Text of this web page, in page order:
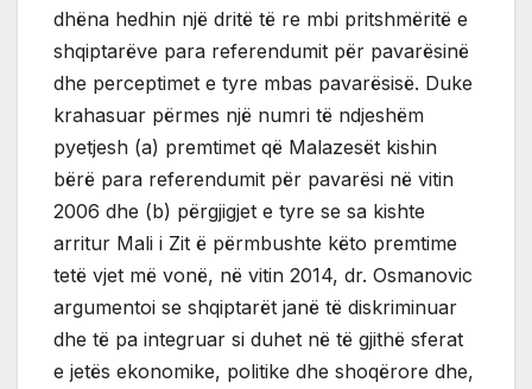
dhëna hedhin një dritë të re mbi pritshmëritë e
shqiptarëve para referendumit për pavarësinë
dhe perceptimet e tyre mbas pavarësisë. Duke
krahasuar përmes një numri të ndjeshëm
pyetjesh (a) premtimet që Malazesët kishin
bërë para referendumit për pavarësi në vitin
2006 dhe (b) përgjigjet e tyre se sa kishte
arritur Mali i Zit ë përmbushte këto premtime
tetë vjet më vonë, në vitin 2014, dr. Osmanovic
argumentoi se shqiptarët janë të diskriminuar
dhe të pa integruar si duhet në të gjithë sferat
e jetës ekonomike, politike dhe shoqërore dhe,